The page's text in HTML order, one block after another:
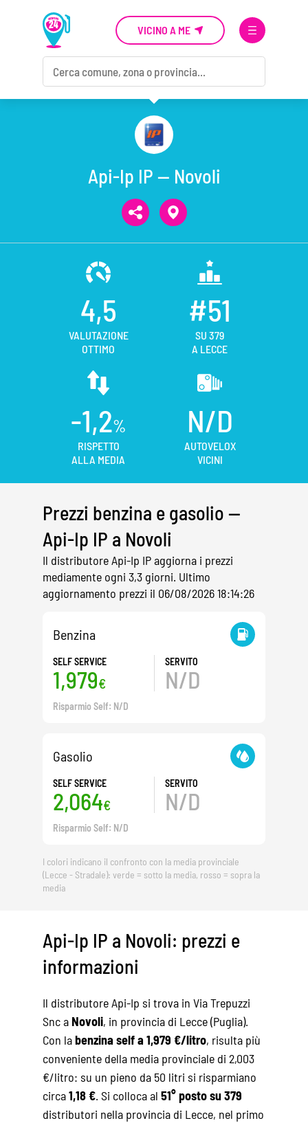
VICINO A ME
Api-Ip IP — Novoli
4,5
VALUTAZIONE
OTTIMO
#51
SU 379
A LECCE
-1,2%
RISPETTO
ALLA MEDIA
N/D
AUTOVELOX
VICINI
Prezzi benzina e gasolio —
Api-Ip IP a Novoli
Il distributore Api-Ip IP aggiorna i prezzi
mediamente ogni 3,3 giorni. Ultimo
aggiornamento prezzi il 06/08/2026 18:14:26
Benzina
SELF SERVICE
1,979€
SERVITO
N/D
Risparmio Self: N/D
Gasolio
SELF SERVICE
2,064€
SERVITO
N/D
Risparmio Self: N/D
I colori indicano il confronto con la media provinciale
(Lecce - Stradale): verde = sotto la media, rosso = sopra la
media
Api-Ip IP a Novoli: prezzi e
informazioni
Il distributore Api-Ip si trova in Via Trepuzzi
Snc a Novoli, in provincia di Lecce (Puglia).
Con labenzina self a 1,979 €/litro, risulta più
conveniente della media provinciale di 2,003
€/litro: su un pieno da 50 litri si risparmiano
circa1,18 €. Si colloca al 51° posto su 379
distributori nella provincia di Lecce, nel primo